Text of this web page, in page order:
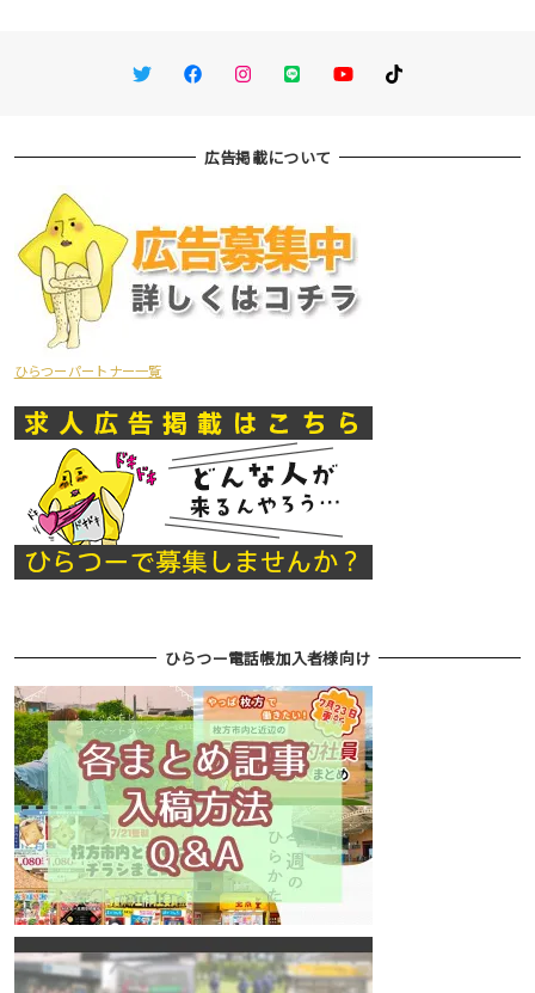
TwitterFacebookInstagram
LINE You TubeTikTok
広告掲載について
ひらつーパートナー一覧
ひらつー電話帳加入者様向け